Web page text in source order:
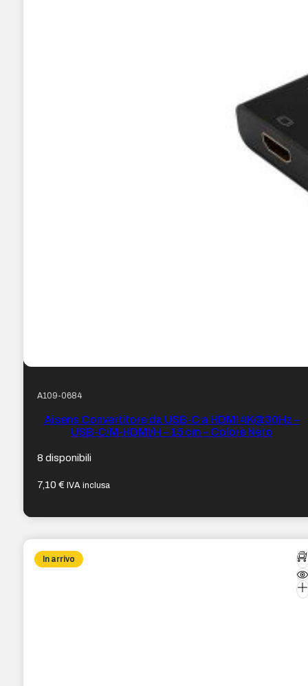
A109-0684
Aisens Convertitore da USB-C a HDMI 4K@30Hz –
USB-C/M-HDMI/H – 15 cm – Colore Nero
8 disponibili
7,10€ IVA inclusa
In arrivo